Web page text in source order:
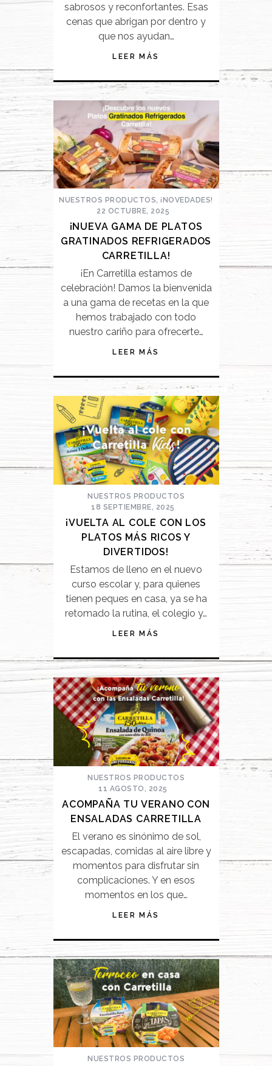
sabrosos y reconfortantes. Esas
cenas que abrigan por dentro y
que nos ayudan…
LEER MÁS
NUESTROS PRODUCTOS,¡NOVEDADES!
22 OCTUBRE, 2025
¡NUEVA GAMA DE PLATOS
GRATINADOS REFRIGERADOS
CARRETILLA!
¡En Carretilla estamos de
celebración! Damos la bienvenida
a una gama de recetas en la que
hemos trabajado con todo
nuestro cariño para ofrecerte…
LEER MÁS
NUESTROS PRODUCTOS
18 SEPTIEMBRE, 2025
¡VUELTA AL COLE CON LOS
PLATOS MÁS RICOS Y
DIVERTIDOS!
Estamos de lleno en el nuevo
curso escolar y, para quienes
tienen peques en casa, ya se ha
retomado la rutina, el colegio y…
LEER MÁS
NUESTROS PRODUCTOS
11 AGOSTO, 2025
ACOMPAÑA TU VERANO CON
ENSALADAS CARRETILLA
El verano es sinónimo de sol,
escapadas, comidas al aire libre y
momentos para disfrutar sin
complicaciones. Y en esos
momentos en los que…
LEER MÁS
NUESTROS PRODUCTOS